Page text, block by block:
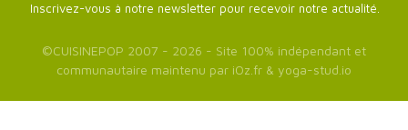
Inscrivez-vous à notre newsletter pour recevoir notre actualité.
©CUISINEPOP 2007 - 2026 - Site 100% indépendant et
communautaire maintenu par iOz.fr & yoga-stud.io